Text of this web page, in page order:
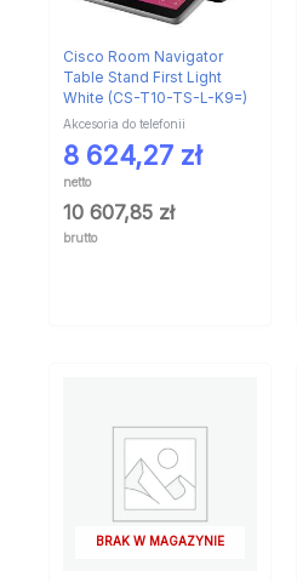
Cisco Room Navigator
Table Stand First Light
White (CS-T10-TS-L-K9=)
Akcesoria do telefonii
8 624,27 zł
netto
10 607,85 zł
brutto
BRAK W MAGAZYNIE